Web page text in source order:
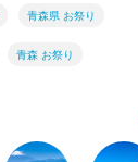
青森県 お祭り
青森 お祭り